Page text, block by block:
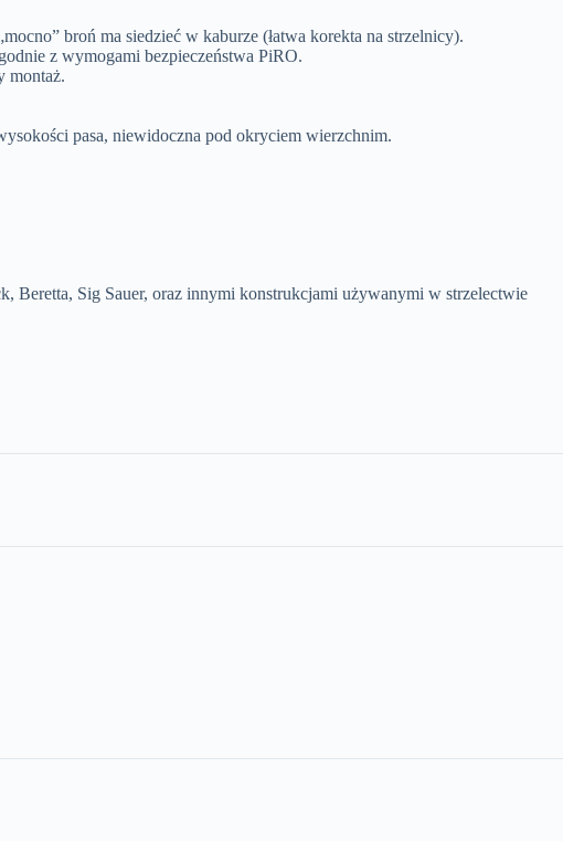
broń ma siedzieć w kaburze (łatwa korekta na strzelnicy).
z wymogami bezpieczeństwa PiRO.
montaż.
pasa, niewidoczna pod okryciem wierzchnim.
Sig Sauer, oraz innymi konstrukcjami używanymi w strzelectwie